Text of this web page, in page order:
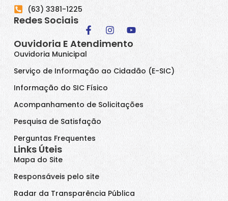
(63) 3381-1225
Redes Sociais
Ouvidoria E Atendimento
Ouvidoria Municipal
Serviço de Informação ao Cidadão (E-SIC)
Informação do SIC Físico
Acompanhamento de Solicitações
Pesquisa de Satisfação
Perguntas Frequentes
Links Úteis
Mapa do Site
Responsáveis pelo site
Radar da Transparência Pública